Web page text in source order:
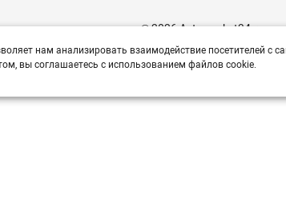
© 2026 Avtomarket34.ru
нам анализировать взаимодействие посетителей с
вы соглашаетесь с использованием файлов cookie.